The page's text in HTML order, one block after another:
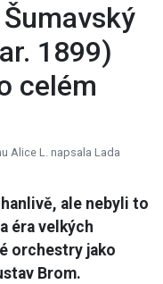
1899)
celém
Alice L. napsala Lada
ale nebyli to
éra velkých
orchestry jako
Brom.